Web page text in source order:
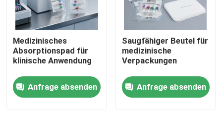
Zu Hause
Produkte
Medizinisches
Absorptionspad für
klinische Anwendung
Anfrage absenden
Saugfähiger Beutel für
medizinische
Verpackungen
Anfrage absenden